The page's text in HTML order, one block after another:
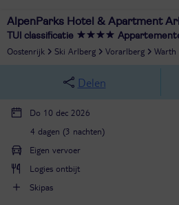
AlpenParks Hotel & Apartment
TUI classificatie
Oostenrijk Ski Arlberg Vorarlberg Warth
Delen
Do 10 dec 2026
4 dagen (3 nachten)
Eigen vervoer
Logies ontbijt
Skipas